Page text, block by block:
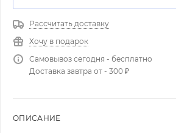
Рассчитать доставку
Хочу в подарок
Самовывоз сегодня - бесплатно
Доставка завтра от - 300 ₽
ОПИСАНИЕ